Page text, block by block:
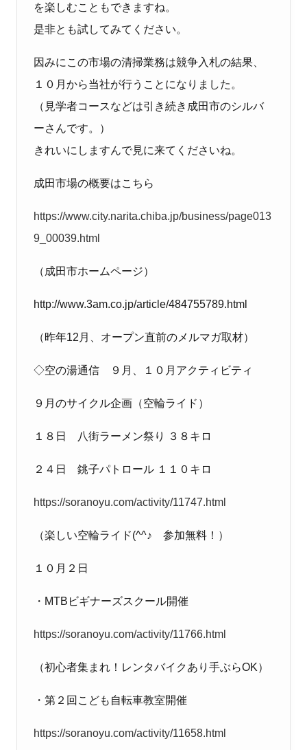
を楽しむこともできますね。
是非とも試してみてください。
因みにこの市場の清掃業務は競争入札の結果、
１０月から当社が行うことになりました。
（見学者コースなどは引き続き成田市のシルバ
ーさんです。）
きれいにしますんで見に来てくださいね。
成田市場の概要はこちら
https://www.city.narita.chiba.jp/business/page013
9_00039.html
（成田市ホームページ）
http://www.3am.co.jp/article/484755789.html
（昨年12 月、オープン直前のメルマガ取材）
◇空の湯通信 ９月、１０月アクティビティ
９月のサイクル企画（空輪ライド）
１８日 八街ラーメン祭り ３８キロ
２４日 銚子パトロール １１０キロ
https://soranoyu.com/activity/11747.html
（楽しい空輪ライド(^^♪ 参加無料！）
１０月２日
・ MTB ビギナーズスクール開催
https://soranoyu.com/activity/11766.html
（初心者集まれ！レンタバイクあり手ぶらOK）
・第２回こども自転車教室開催
https://soranoyu.com/activity/11658.html